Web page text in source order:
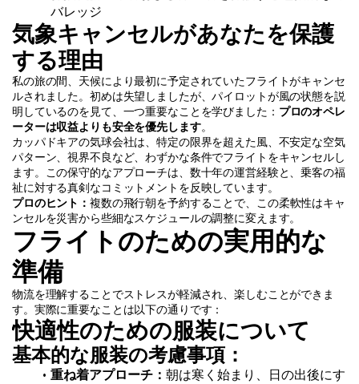
バレッジ
気象キャンセルがあなたを保護
する理由
私の旅の間、天候により最初に予定されていたフライトがキャンセ
ルされました。初めは失望しましたが、パイロットが風の状態を説
明しているのを見て、一つ重要なことを学びました： プロのオペレ
ーターは収益よりも安全を優先します。
カッパドキアの気球会社は、特定の限界を超えた風、不安定な空気
パターン、視界不良など、わずかな条件でフライトをキャンセルし
ます。この保守的なアプローチは、数十年の運営経験と、乗客の福
祉に対する真剣なコミットメントを反映しています。
プロのヒント：複数の飛行朝を予約することで、この柔軟性はキャ
ンセルを災害から些細なスケジュールの調整に変えます。
フライトのための実用的な
準備
物流を理解することでストレスが軽減され、楽しむことができま
す。実際に重要なことは以下の通りです：
快適性のための服装について
基本的な服装の考慮事項：
重ね着アプローチ： 朝は寒く始まり、日の出後にす